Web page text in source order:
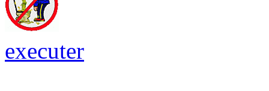
executer